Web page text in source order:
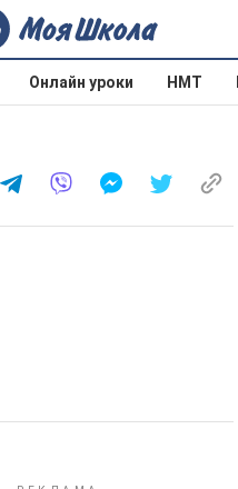
Онлайн уроки НМТ